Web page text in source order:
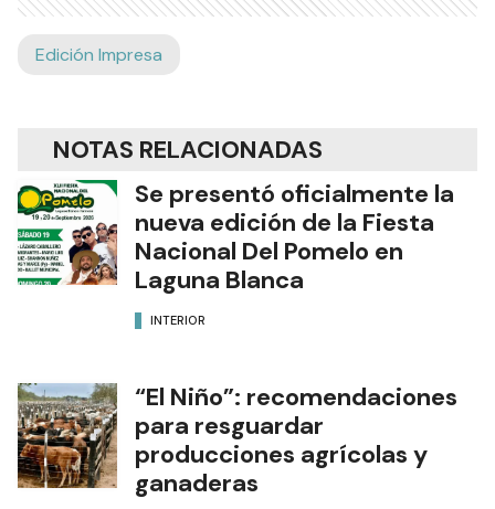
Edición Impresa
NOTAS RELACIONADAS
Se presentó oficialmente la
nueva edición de la Fiesta
Nacional Del Pomelo en
Laguna Blanca
INTERIOR
“El Niño”: recomendaciones
para resguardar
producciones agrícolas y
ganaderas